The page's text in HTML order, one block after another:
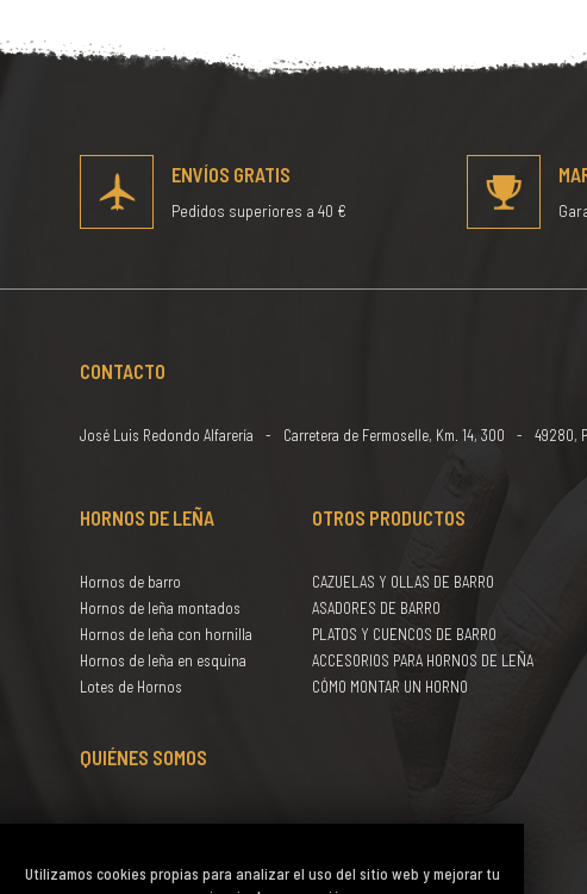
Utilizamos cookies propias para analizar el uso del sitio web y mejorar tu
ENVÍOS GRATIS
Pedidos superiores a 40 €
CONTACTO
José Luis Redondo Alfarería Carretera de Fermoselle, Km. 14, 300 49280,
HORNOS DE LEÑA
Hornos de barro
Hornos de leña montados
Hornos de leña con hornilla
Hornos de leña en esquina
Lotes de Hornos
OTROS PRODUCTOS
CAZUELAS Y OLLAS DE BARRO
ASADORES DE BARRO
PLATOS Y CUENCOS DE BARRO
ACCESORIOS PARA HORNOS DE LEÑA
CÓMO MONTAR UN HORNO
QUIÉNES SOMOS